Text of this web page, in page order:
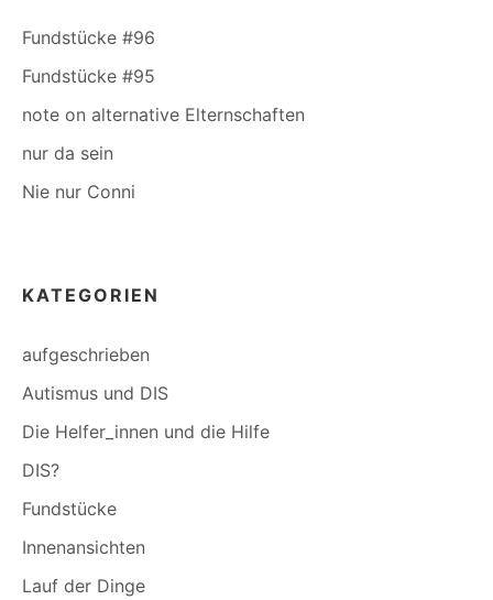
Fundstücke #96
Fundstücke #95
note on alternative Elternschaften
nur da sein
Nie nur Conni
KATEGORIEN
aufgeschrieben
Autismus und DIS
Die Helfer_innen und die Hilfe
DIS?
Fundstücke
Innenansichten
Lauf der Dinge